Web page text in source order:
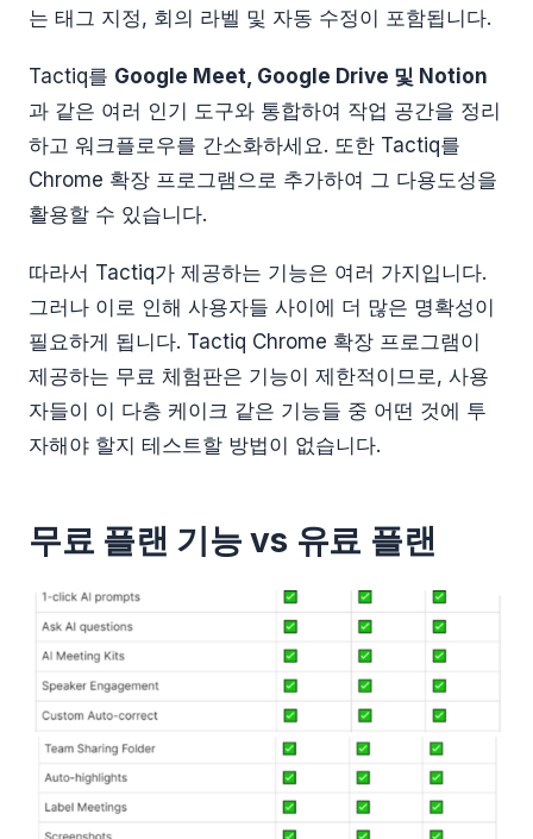
는 태그 지정, 회의 라벨 및 자동 수정이 포함됩니다.
Tactiq를 Google Meet, Google Drive 및 Notion
과 같은 여러 인기 도구와 통합하여 작업 공간을 정리
하고 워크플로우를 간소화하세요. 또한 Tactiq를
Chrome 확장 프로그램으로 추가하여 그 다용도성을
활용할 수 있습니다.
따라서 Tactiq가 제공하는 기능은 여러 가지입니다.
그러나 이로 인해 사용자들 사이에 더 많은 명확성이
필요하게 됩니다. Tactiq Chrome 확장 프로그램이
제공하는 무료 체험판은 기능이 제한적이므로, 사용
자들이 이 다층 케이크 같은 기능들 중 어떤 것에 투
자해야 할지 테스트할 방법이 없습니다.
무료 플랜 기능 vs 유료 플랜